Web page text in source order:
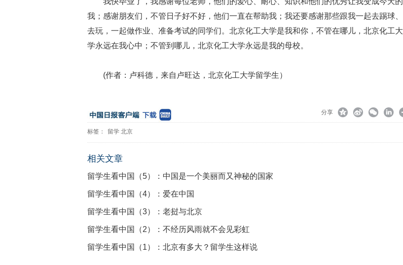
我；感谢朋友们，不管日子好不好，他们一直在帮助我；我还要感谢那些跟我一起去踢球、
去玩，一起做作业、准备考试的同学们。北京化工大学是我和你，不管在哪儿，北京化工大
学永远在我心中；不管到哪儿，北京化工大学永远是我的母校。
(作者：卢科德，来自卢旺达，北京化工大学留学生）
分享
标签： 留学 北京
相关文章
留学生看中国（5）：中国是一个美丽而又神秘的国家
留学生看中国（4）：爱在中国
留学生看中国（3）：老挝与北京
留学生看中国（2）：不经历风雨就不会见彩虹
留学生看中国（1）：北京有多大？留学生这样说